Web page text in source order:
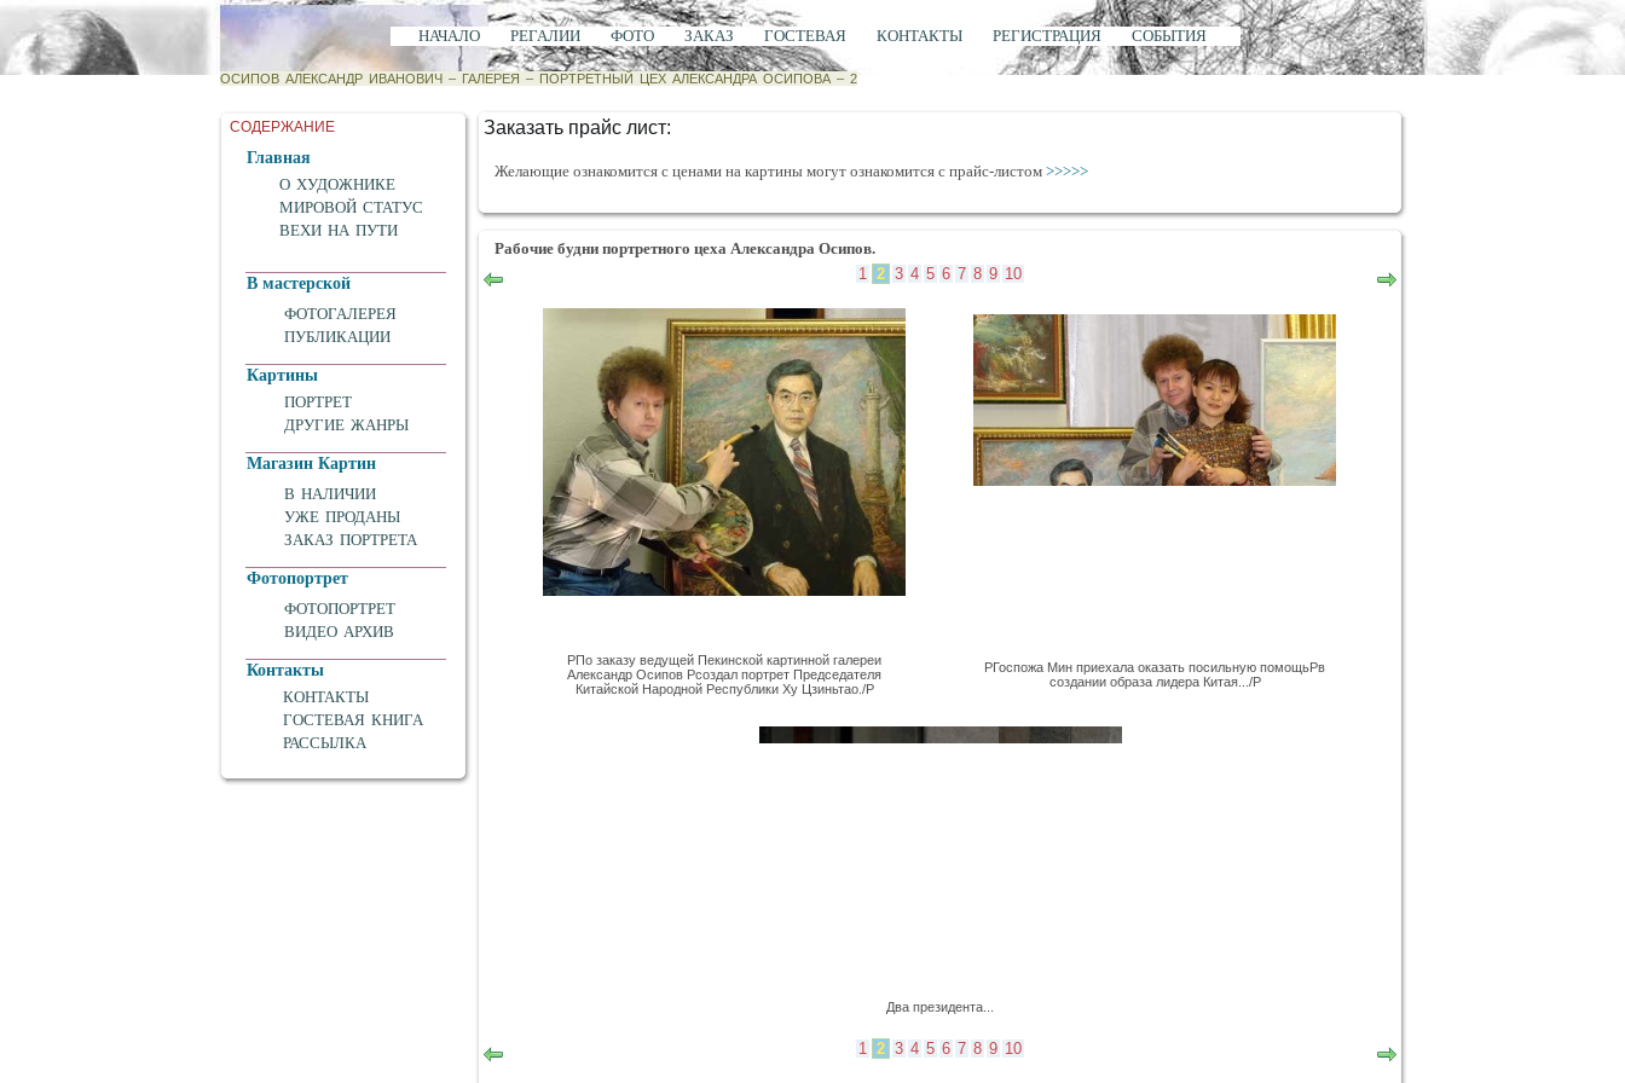
НАЧАЛО РЕГАЛИИ ФОТО ЗАКАЗ ГОСТЕВАЯ КОНТАКТЫ РЕГИСТРАЦИЯ СОБЫТИЯ
ОСИПОВ АЛЕКСАНДР ИВАНОВИЧ – ГАЛЕРЕЯ – ПОРТРЕТНЫЙ ЦЕХ АЛЕКСАНДРА ОСИПОВА – 2
СОДЕРЖАНИЕ
Главная
О ХУДОЖНИКЕ
МИРОВОЙ СТАТУС
ВЕХИ НА ПУТИ
В мастерской
ФОТОГАЛЕРЕЯ
ПУБЛИКАЦИИ
Картины
ПОРТРЕТ
ДРУГИЕ ЖАНРЫ
Магазин Картин
В НАЛИЧИИ
УЖЕ ПРОДАНЫ
ЗАКАЗ ПОРТРЕТА
Фотопортрет
ФОТОПОРТРЕТ
ВИДЕО АРХИВ
Контакты
КОНТАКТЫ
ГОСТЕВАЯ КНИГА
РАССЫЛКА
Заказать прайс лист:
Желающие ознакомится с ценами на картины могут ознакомится с прайс-листом >>>>>
Рабочие будни портретного цеха Александра Осипов.
PПо заказу ведущей Пекинской картинной галереи
Александр Осипов Pсоздал портрет Председателя
Китайской Народной Республики Ху Цзиньтао./P
PГоспожа Мин приехала оказать посильную помощьPв
создании образа лидера Китая.../P
Два президента...